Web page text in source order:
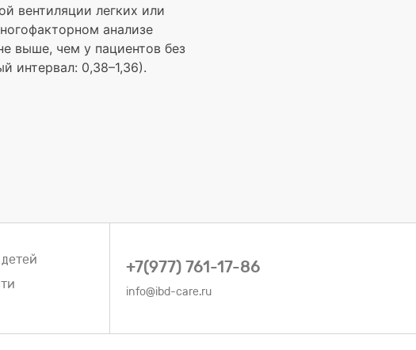
вентиляции легких или
анализе
выше, чем у пациентов без
интервал: 0,38–1,36).
+7(977) 761-17-86
info@ibd-care.ru